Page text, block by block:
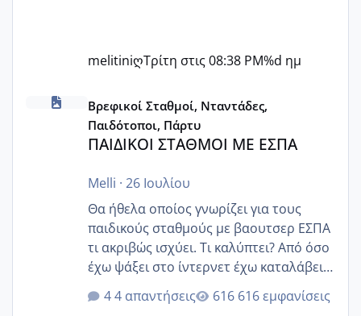
melitiniღΤρίτη στις 08:38 PM%d ημ
ΠΑΙΔΙΚΟΙ ΣΤΑΘΜΟΙ ΜΕ ΕΣΠΑ
Βρεφικοί Σταθμοί, Νταντάδες,
Παιδότοποι, Πάρτυ
ΠΑΙΔΙΚΟΙ ΣΤΑΘΜΟΙ ΜΕ ΕΣΠΑ
Melli · 26 Ιουλίου
Θα ήθελα οποίος γνωρίζει για τους
παιδικούς σταθμούς με βαουτσερ ΕΣΠΑ
τι ακριβώς ισχύει. Τι καλύπτει? Από όσο
έχω ψάξει στο ίντερνετ έχω καταλάβει
ότι το βαουτσερ καλύπτει όλα τα
δίδακτρα και τα τροφεια του ιδιωτικού
4 απαντήσεις 616 εμφανίσεις